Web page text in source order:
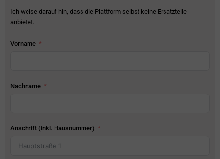
Ich weise darauf hin, dass die Plattform selbst keine Ersatzteile
anbietet.
Vorname
Nachname
Anschrift (inkl. Hausnummer)